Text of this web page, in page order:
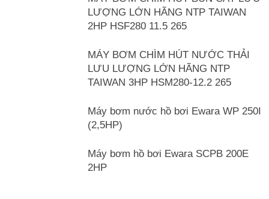
LƯỢNG LỚN HÃNG NTP TAIWAN
2HP HSF280 11.5 265
MÁY BƠM CHÌM HÚT NƯỚC THẢI
LƯU LƯỢNG LỚN HÃNG NTP
TAIWAN 3HP HSM280-12.2 265
Máy bơm nước hồ bơi Ewara WP 250I
(2,5HP)
Máy bơm hồ bơi Ewara SCPB 200E
2HP